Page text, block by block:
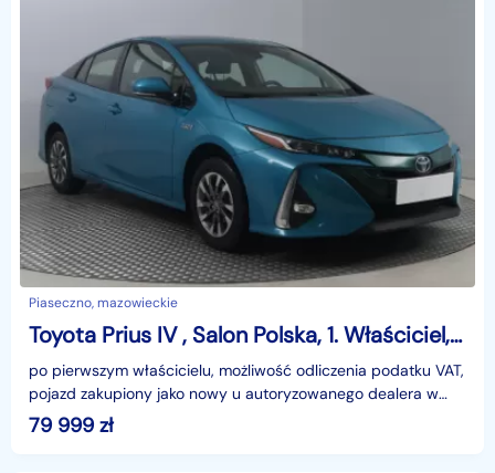
Piaseczno, mazowieckie
Toyota Prius IV , Salon Polska, 1. Właściciel, Automat, VAT 23%, Skóra, Navi,
po pierwszym właścicielu, możliwość odliczenia podatku VAT,
pojazd zakupiony jako nowy u autoryzowanego dealera w
Polsce, MIESIĘCZNA RATA NA TEN SAMOCHÓD JUŻ O
79 999 zł